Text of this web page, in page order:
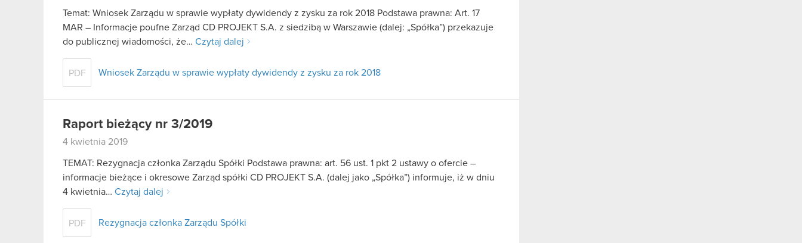
Temat: Wniosek Zarządu w sprawie wypłaty dywidendy z zysku za rok 2018 Podstawa prawna: Art. 17
MAR – Informacje poufne Zarząd CD PROJEKT S.A. z siedzibą w Warszawie (dalej: „Spółka”) przekazuje
do publicznej wiadomości, że… Czytaj dalej
PDF Wniosek Zarządu w sprawie wypłaty dywidendy z zysku za rok 2018
Raport bieżący nr 3/2019
4 kwietnia 2019
TEMAT: Rezygnacja członka Zarządu Spółki Podstawa prawna: art. 56 ust. 1 pkt 2 ustawy o ofercie –
informacje bieżące i okresowe Zarząd spółki CD PROJEKT S.A. (dalej jako „Spółka”) informuje, iż w dniu
4 kwietnia… Czytaj dalej
PDF Rezygnacja członka Zarządu Spółki